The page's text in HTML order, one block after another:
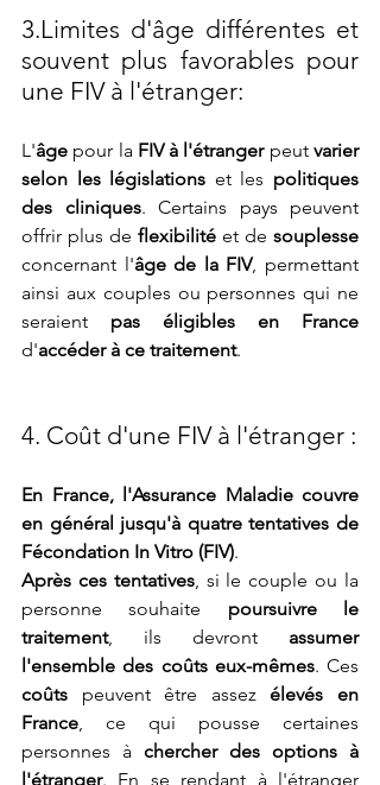
3.Limites d'âge différentes et
souvent plus favorables pour
une FIV à l'étranger:
L'âge pour la FIV à l'étranger peut varier
selon les législations et les politiques
des cliniques. Certains pays peuvent
offrir plus de flexibilité et de souplesse
concernant l'âge de la FIV, permettant
ainsi aux couples ou personnes qui ne
seraient pas éligibles en France
d'accéder à ce traitement.
4. Coût d'une FIV à l'étranger :
En France, l'Assurance Maladie couvre
en général jusqu'à quatre tentatives de
Fécondation In Vitro (FIV).
Après ces tentatives, si le couple ou la
personne souhaite poursuivre le
traitement, ils devront assumer
l'ensemble des coûts eux-mêmes
coûts peuvent être assez élevés en
France, ce qui pousse certaines
personnes à chercher des options à
l'étranger. En se rendant à l'étranger